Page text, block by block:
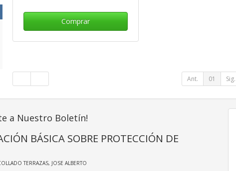
Comprar
Ant. 01 Sig.
a Nuestro Boletín!
BÁSICA SOBRE PROTECCIÓN DE
TERRAZAS, JOSE ALBERTO